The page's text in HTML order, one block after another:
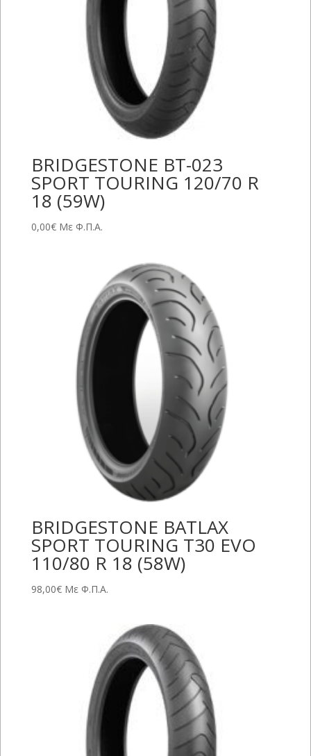
BRIDGESTONE BT-023
SPORT TOURING 120/70 R
18 (59W)
0,00€ Με Φ.Π.Α.
BRIDGESTONE BATLAX
SPORT TOURING T30 EVO
110/80 R 18 (58W)
98,00€ Με Φ.Π.Α.